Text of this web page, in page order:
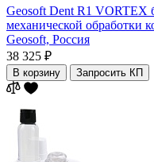
Geosoft Dent R1 VORTEX
механической обработки
Geosoft, Россия
38 325 ₽
В корзину Запросить КП